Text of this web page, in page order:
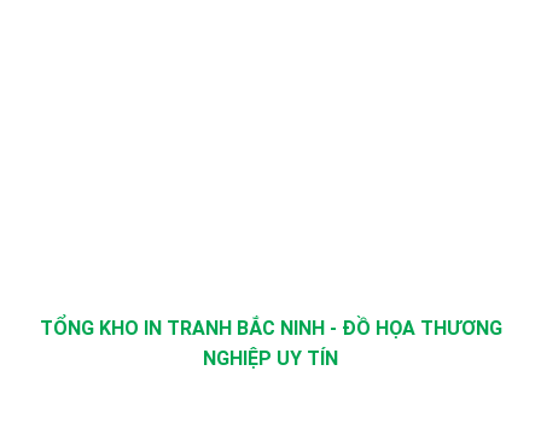
TỔNG KHO IN TRANH BẮC NINH - ĐỒ HỌA THƯƠNG
NGHIỆP UY TÍN